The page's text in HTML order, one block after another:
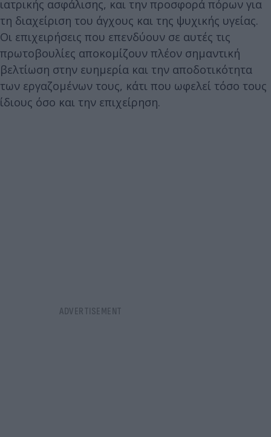
ιατρικής ασφάλισης, και την προσφορά πόρων για
τη διαχείριση του άγχους και της ψυχικής υγείας.
Οι επιχειρήσεις που επενδύουν σε αυτές τις
πρωτοβουλίες αποκομίζουν πλέον σημαντική
βελτίωση στην ευημερία και την αποδοτικότητα
των εργαζομένων τους, κάτι που ωφελεί τόσο τους
ίδιους όσο και την επιχείρηση.